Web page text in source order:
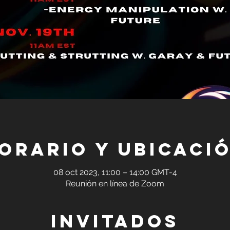
y
08 oct 2023, 11:00 – 14:00 GMT-4
Reunión en línea de Zoom
Invitados